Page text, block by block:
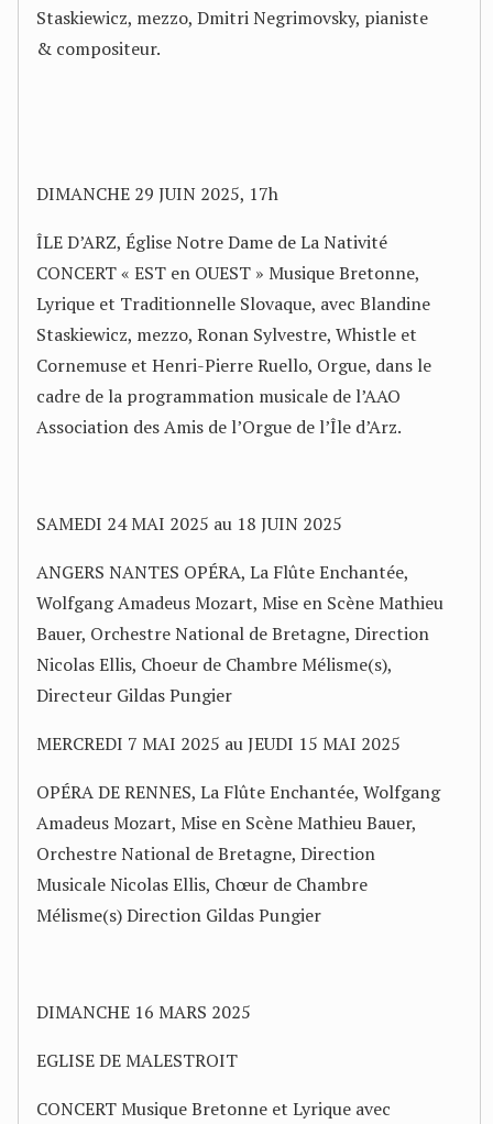
Staskiewicz, mezzo, Dmitri Negrimovsky, pianiste
& compositeur.
DIMANCHE 29 JUIN 2025, 17h
ÎLE D’ARZ, Église Notre Dame de La Nativité
CONCERT « EST en OUEST » Musique Bretonne,
Lyrique et Traditionnelle Slovaque, avec Blandine
Staskiewicz, mezzo, Ronan Sylvestre, Whistle et
Cornemuse et Henri-Pierre Ruello, Orgue, dans le
cadre de la programmation musicale de l’AAO
Association des Amis de l’Orgue de l’Île d’Arz.
SAMEDI 24 MAI 2025 au 18 JUIN 2025
ANGERS NANTES OPÉRA, La Flûte Enchantée,
Wolfgang Amadeus Mozart, Mise en Scène Mathieu
Bauer, Orchestre National de Bretagne, Direction
Nicolas Ellis, Choeur de Chambre Mélisme(s),
Directeur Gildas Pungier
MERCREDI 7 MAI 2025 au JEUDI 15 MAI 2025
OPÉRA DE RENNES, La Flûte Enchantée, Wolfgang
Amadeus Mozart, Mise en Scène Mathieu Bauer,
Orchestre National de Bretagne, Direction
Musicale Nicolas Ellis, Chœur de Chambre
Mélisme(s) Direction Gildas Pungier
DIMANCHE 16 MARS 2025
EGLISE DE MALESTROIT
CONCERT Musique Bretonne et Lyrique avec